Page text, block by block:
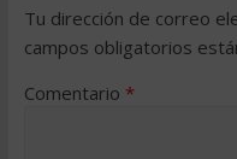
Tu dirección de correo
campos obligatorios
Comentario *